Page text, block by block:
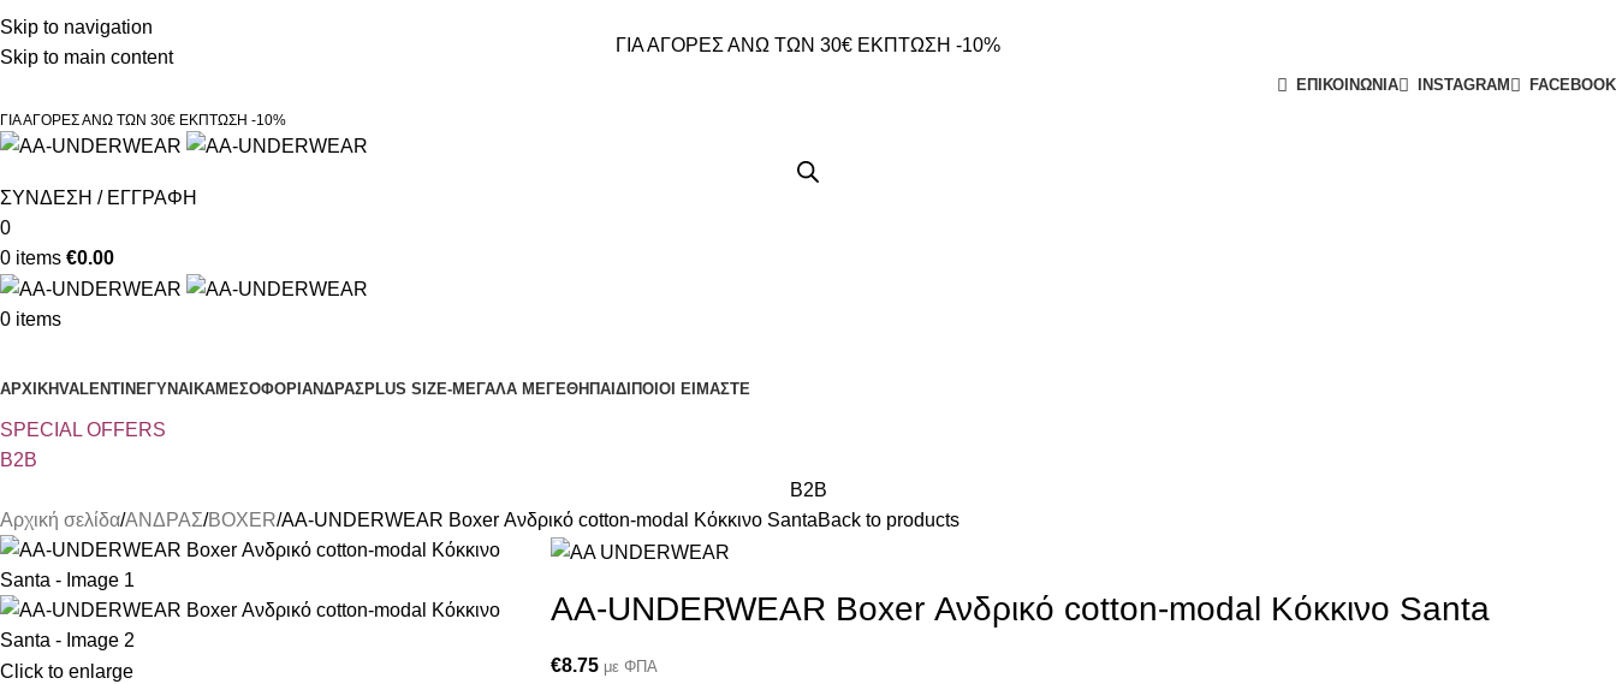
Skip to navigation
Skip to main content
Τηλεφωνικές παραγγελίες 23210 97300
ΓΙΑ ΑΓΟΡΕΣ ΑΝΩ ΤΩΝ 30€ ΕΚΠΤΩΣΗ -10%
ΕΠΙΚΟΙΝΩΝΙΑ INSTAGRAM FACEBOOK
ΓΙΑ ΑΓΟΡΕΣ ΑΝΩ ΤΩΝ 30€ ΕΚΠΤΩΣΗ -10%
ΣΥΝΔΕΣΗ / ΕΓΓΡΑΦΗ
0
0 items €0.00
0 items
ΑΡΧΙΚΗVALENTINEΓΥΝΑΙΚΑΜΕΣΟΦΟΡΙ ΑΝΔΡΑΣPLUS SIZE-ΜΕΓΑΛΑ ΜΕΓΕΘΗ ΠΑΙΔΙ ΠΟΙΟΙ ΕΙΜΑΣΤΕ
SPECIAL OFFERS
B2B
B2B
Αρχική σελίδα ΑΝΔΡΑΣ BOXER AA-UNDERWEAR Boxer Ανδρικό cotton-modal Κόκκινο SantaBack to products
Click to enlarge
AA-UNDERWEAR Boxer Ανδρικό cotton-modal Κόκκινο Santa
€8.75 με ΦΠΑ